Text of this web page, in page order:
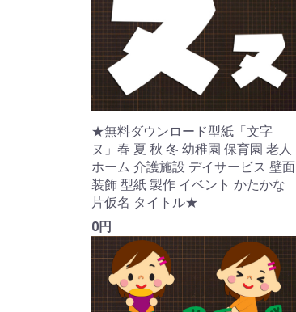
★無料ダウンロード型紙「文字
ヌ」春 夏 秋 冬 幼稚園 保育園 老人
ホーム 介護施設 デイサービス 壁面
装飾 型紙 製作 イベント かたかな
片仮名 タイトル★
0円